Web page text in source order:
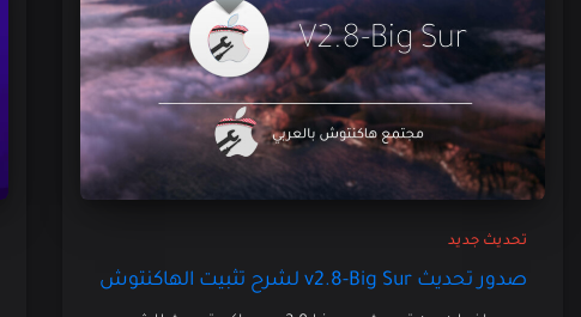
تحديث جديد
صدور تحديث v2.8-Big Sur لشرح تثبيت الهاكنتوش